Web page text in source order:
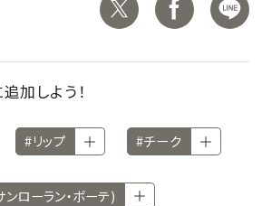
加しよう！
#リップ #チーク
ローラン・ボーテ)